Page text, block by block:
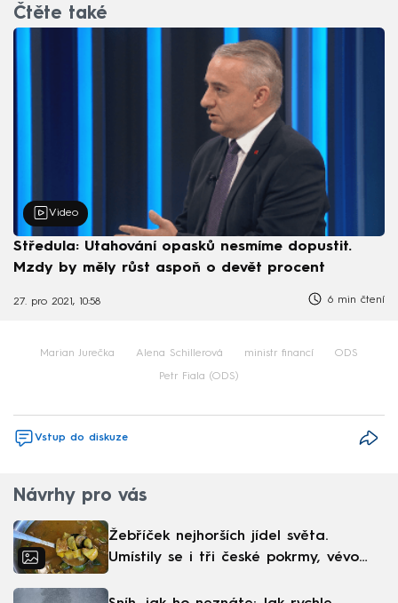
Čtěte také
Video
Středula: Utahování opasků nesmíme dopustit.
Mzdy by měly růst aspoň o devět procent
27. pro 2021, 10:58 6 min čtení
Marian Jurečka Alena Schillerová ministr financí ODS
Petr Fiala (ODS)
Vstup do diskuze
Návrhy pro vás
Žebříček nejhorších jídel světa.
Umístily se i tři české pokrmy, vévodí